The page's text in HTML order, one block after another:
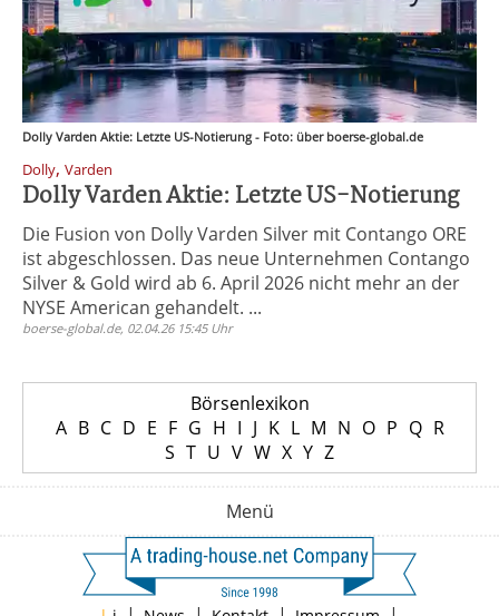
Dolly Varden Aktie: Letzte US-Notierung - Foto: über boerse-global.de
Dolly, Varden
Dolly Varden Aktie: Letzte US-Notierung
Die Fusion von Dolly Varden Silver mit Contango ORE
ist abgeschlossen. Das neue Unternehmen Contango
Silver & Gold wird ab 6. April 2026 nicht mehr an der
NYSE American gehandelt. ...
boerse-global.de, 02.04.26 15:45 Uhr
Börsenlexikon
A B C D E F G H I J K L M N O P Q R
S T U V W X Y Z
Menü